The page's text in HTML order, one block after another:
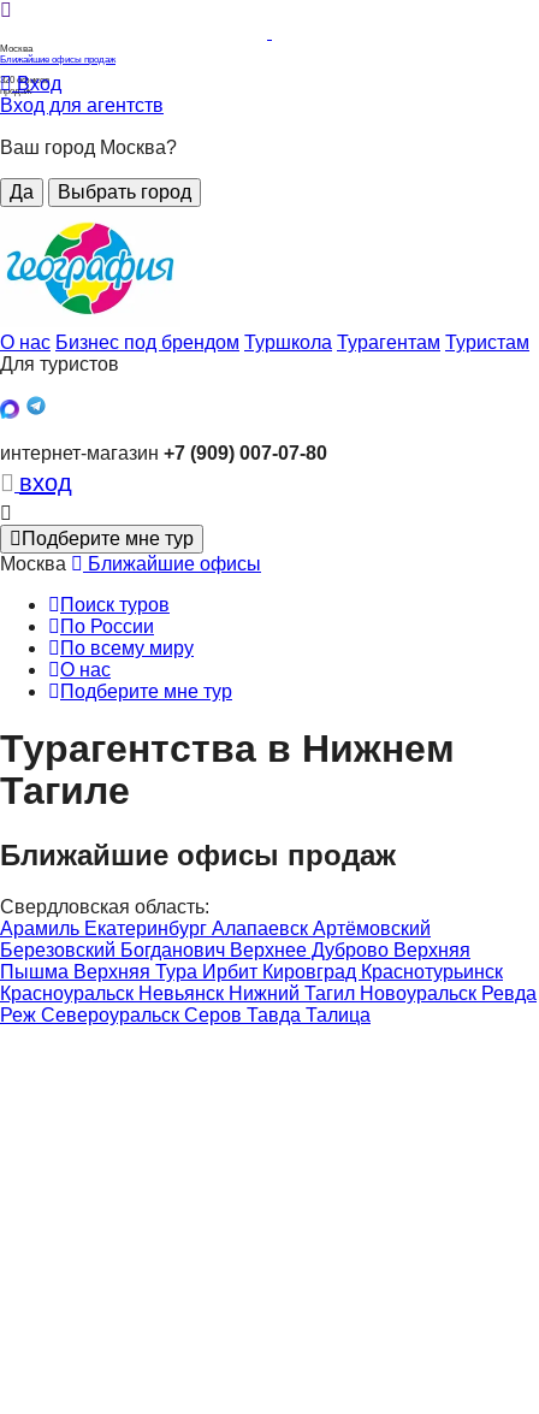
Москва
Ближайшие офисы продаж
320 офисов
продаж
Вход
Вход для агентств
Ваш город Москва?
Да Выбрать город
О нас Бизнес под брендом Туршкола Турагентам Туристам
Для туристов
интернет-магазин +7 (909) 007-07-80
вход
Подберите мне тур
Москва
Ближайшие офисы
Поиск туров
По России
По всему миру
О нас
Подберите мне тур
Турагентства в Нижнем
Тагиле
Ближайшие офисы продаж
Свердловская область:
Арамиль Екатеринбург Алапаевск Артёмовский
Березовский Богданович Верхнее Дуброво Верхняя
Пышма Верхняя Тура Ирбит Кировград Краснотурьинск
Красноуральск Невьянск Нижний Тагил Новоуральск Ревда
Реж Североуральск Серов Тавда Талица